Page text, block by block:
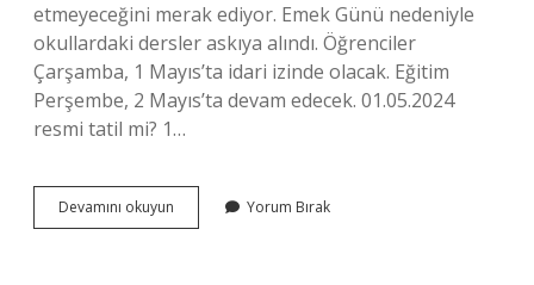
etmeyeceğini merak ediyor. Emek Günü nedeniyle
okullardaki dersler askıya alındı. Öğrenciler
Çarşamba, 1 Mayıs’ta idari izinde olacak. Eğitim
Perşembe, 2 Mayıs’ta devam edecek. 01.05.2024
resmi tatil mi? 1…
Devamını okuyun
Mayıs
Yorum Bırak